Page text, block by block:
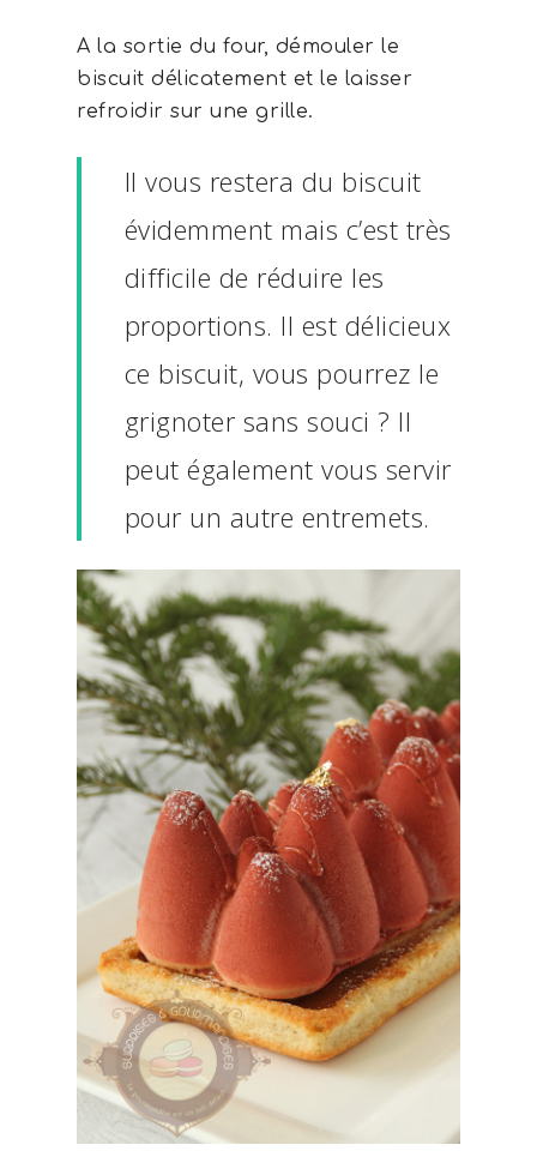
A la sortie du four, démouler le
biscuit délicatement et le laisser
refroidir sur une grille.
Il vous restera du biscuit
évidemment mais c’est très
difficile de réduire les
proportions. Il est délicieux
ce biscuit, vous pourrez le
grignoter sans souci ? Il
peut également vous servir
pour un autre entremets.
Contact